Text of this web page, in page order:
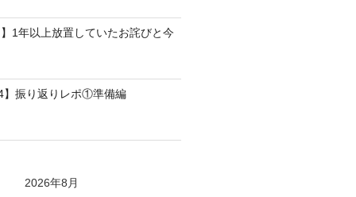
1年以上放置していたお詫びと今
】振り返りレポ①準備編
2026年8月